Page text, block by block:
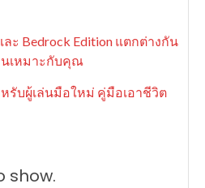
ละ Bedrock Edition แตกต่างกัน
นเหมาะกับคุณ
รับผู้เล่นมือใหม่ คู่มือเอาชีวิต
show.